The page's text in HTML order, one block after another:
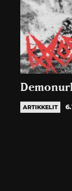
ARTIKKELIT